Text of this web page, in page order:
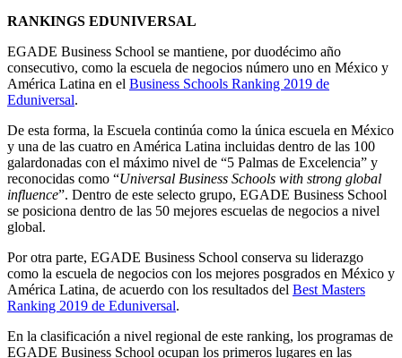
RANKINGS EDUNIVERSAL
EGADE Business School se mantiene, por duodécimo año
consecutivo, como la escuela de negocios número uno en México y
América Latina en el Business Schools Ranking 2019 de
Eduniversal.
De esta forma, la Escuela continúa como la única escuela en México
y una de las cuatro en América Latina incluidas dentro de las 100
galardonadas con el máximo nivel de “5 Palmas de Excelencia” y
reconocidas como “Universal Business Schools with strong global
influence”. Dentro de este selecto grupo, EGADE Business School
se posiciona dentro de las 50 mejores escuelas de negocios a nivel
global.
Por otra parte, EGADE Business School conserva su liderazgo
como la escuela de negocios con los mejores posgrados en México y
América Latina, de acuerdo con los resultados del Best Masters
Ranking 2019 de Eduniversal.
En la clasificación a nivel regional de este ranking, los programas de
EGADE Business School ocupan los primeros lugares en las